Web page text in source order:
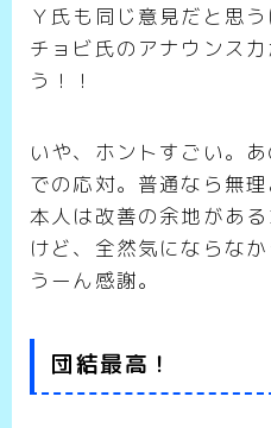
Ｙ氏も同じ意見だと思う
チョビ氏のアナウンス
う！！
いや、ホントすごい。
での応対。普通なら無
本人は改善の余地があ
けど、全然気にならなか
うーん感謝。
団結最高！